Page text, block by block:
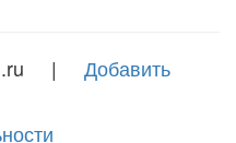
| Добавить